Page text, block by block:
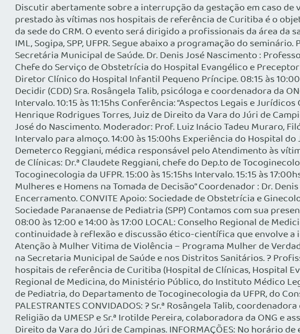
Discutir abertamente sobre a interrupção da gestação em caso
prestado às vítimas nos hospitais de referência de Curitiba é o
da sede do CRM. O evento será dirigido a profissionais da área
IML, Sogipa, SPP, UFPR. Segue abaixo a programação do
Secretária Municipal de Saúde. Dr. Denis José Nascimento :
Chefe do Serviço de Obstetrícia do Hospital Evangélico e
Diretor Clínico do Hospital Infantil Pequeno Príncipe. 08:15 às
Decidir (CDD) Sra. Rosângela Talib, psicóloga e coordenadora da
Intervalo. 10:15 às 11:15hs Conferência: “Aspectos Legais e
Henrique Rodrigues Torres, Juiz de Direito da Vara do Júri de
José do Nascimento. Moderador: Prof. Luiz Inácio Tadeu Muraro,
Intervalo para almoço. 14:00 às 15:00hs Experiência do Hospital
Demeterco Reggiani, médica responsável pelo Atendimento às
de Clínicas: Dr.ª Claudete Reggiani, chefe do Dep.to de
Tocoginecologia da UFPR. 15:00 às 15:15hs Intervalo. 15:15 às
Mulheres e Homens na Tomada de Decisão” Coordenador : Dr.
Encerramento. CONVITE Apoio: Sociedade de Obstetrícia e
Sociedade Paranaense de Pediatria (SPP) Contamos com sua
08:00 às 12:00 e 14:00 às 17:00 LOCAL: Conselho Regional de
continuidade à reflexão e discussão ético-científica que envolve
Atenção à Mulher Vitima de Violência – Programa Mulher de
na Secretaria Municipal de Saúde e nos Distritos Sanitários. ?
hospitais de referência de Curitiba (Hospital de Clínicas, Hospital
Regional de Medicina, do Ministério Público, do Instituto Médico
de Pediatria, do Departamento de Tocoginecologia da UFPR, do
PALESTRANTES CONVIDADOS: ? Sr.ª Rosângela Talib,
Religião da UMESP e Sr.ª Irotilde Pereira, colaboradora da ONG e
Direito da Vara do Júri de Campinas. INFORMAÇÕES: No horário